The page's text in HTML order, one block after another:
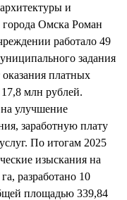
и
города Омска Роман
работало 49
задания
платных
17,8 млн рублей.
на улучшение
заработную плату
По итогам 2025
изыскания на
разработано 10
площадью 339,84